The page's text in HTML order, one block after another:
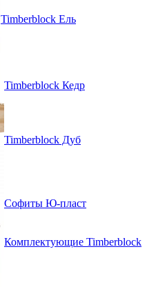
Timberblock Ель
Timberblock Кедр
Timberblock Дуб
Софиты Ю-пласт
Комплектующие Timberblock